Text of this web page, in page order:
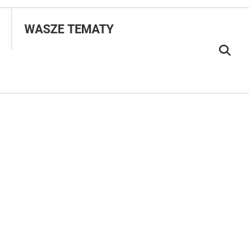
WASZE TEMATY